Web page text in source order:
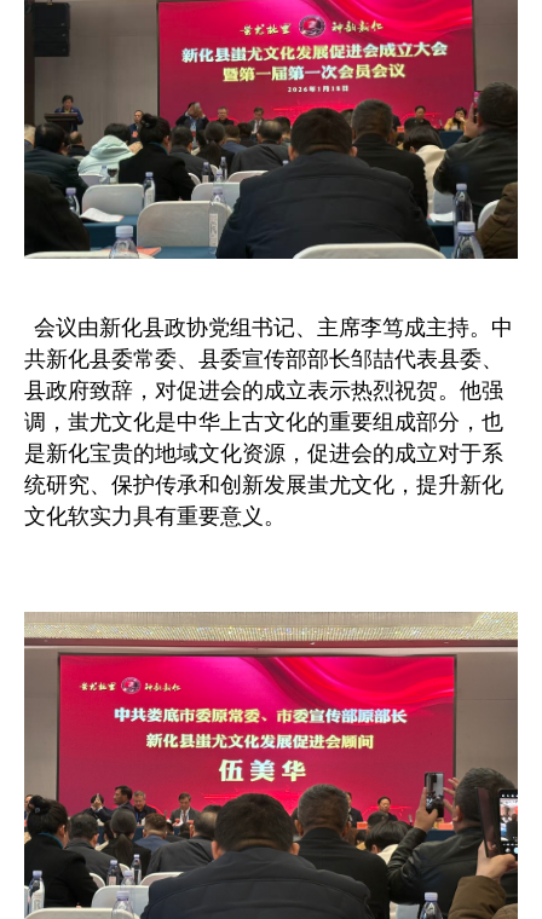
会议由新化县政协党组书记、主席李笃成主持。中
共新化县委常委、县委宣传部部长邹喆代表县委、
县政府致辞，对促进会的成立表示热烈祝贺。他强
调，蚩尤文化是中华上古文化的重要组成部分，也
是新化宝贵的地域文化资源，促进会的成立对于系
统研究、保护传承和创新发展蚩尤文化，提升新化
文化软实力具有重要意义。